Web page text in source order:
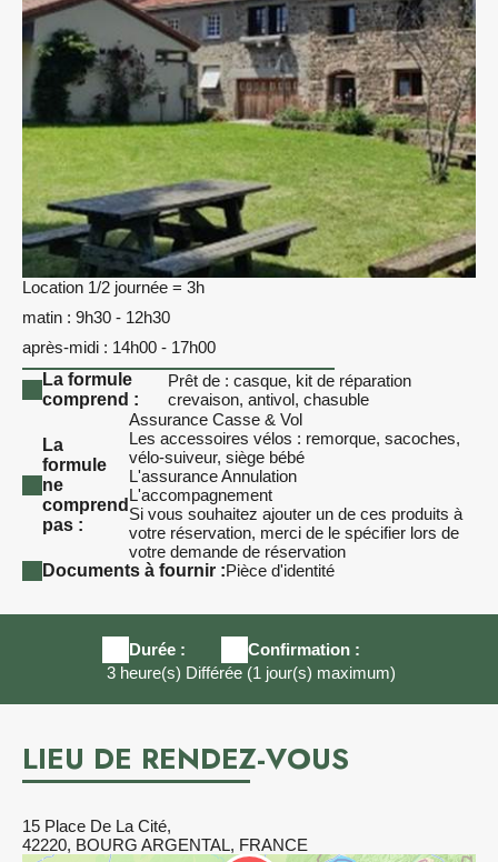
Location 1/2 journée = 3h
matin : 9h30 - 12h30
après-midi : 14h00 - 17h00
La formule
comprend :
Prêt de : casque, kit de réparation
crevaison, antivol, chasuble
La
formule
ne
comprend
pas :
Assurance Casse & Vol
Les accessoires vélos : remorque, sacoches,
vélo-suiveur, siège bébé
L'assurance Annulation
L'accompagnement
Si vous souhaitez ajouter un de ces produits à
votre réservation, merci de le spécifier lors de
votre demande de réservation
Documents à fournir :Pièce d'identité
Durée :
3 heure(s)
Confirmation :
Différée (1 jour(s) maximum)
LIEU DE RENDEZ-VOUS
15 Place De La Cité,
42220, BOURG ARGENTAL, FRANCE